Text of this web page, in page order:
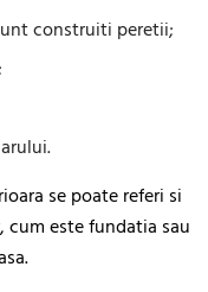
construiti peretii;
se poate referi si
cum este fundatia sau